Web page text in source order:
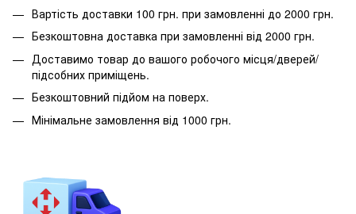
Вартість доставки 100 грн. при замовленні до 2000 грн.
Безкоштовна доставка при замовленні від 2000 грн.
Доставимо товар до вашого робочого місця/дверей/
підсобних приміщень.
Безкоштовний підйом на поверх.
Мінімальне замовлення від 1000 грн.